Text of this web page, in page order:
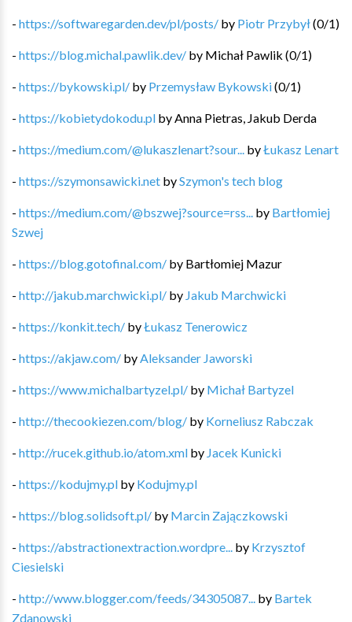
- https://softwaregarden.dev/pl/posts/ by Piotr Przybył(0/1)
- https://blog.michal.pawlik.dev/ by Michał Pawlik (0/1)
- https://bykowski.pl/ by Przemysław Bykowski(0/1)
- https://kobietydokodu.pl by Anna Pietras, Jakub Derda
- https://medium.com/@lukaszlenart?sour... byŁukasz Lenart
- https://szymonsawicki.net bySzymon's tech blog
- https://medium.com/@bszwej?source=rss... by Bartłomiej
Szwej
- https://blog.gotofinal.com/ by Bartłomiej Mazur
- http://jakub.marchwicki.pl/ by Jakub Marchwicki
- https://konkit.tech/ byŁukasz Tenerowicz
- https://akjaw.com/ by Aleksander Jaworski
- https://www.michalbartyzel.pl/ by Michał Bartyzel
- http://thecookiezen.com/blog/ by Korneliusz Rabczak
- http://rucek.github.io/atom.xml by Jacek Kunicki
- https://kodujmy.pl by Kodujmy.pl
- https://blog.solidsoft.pl/ by Marcin Zajączkowski
- https://abstractionextraction.wordpre... by Krzysztof
Ciesielski
- http://www.blogger.com/feeds/34305087... by Bartek
Zdanowski